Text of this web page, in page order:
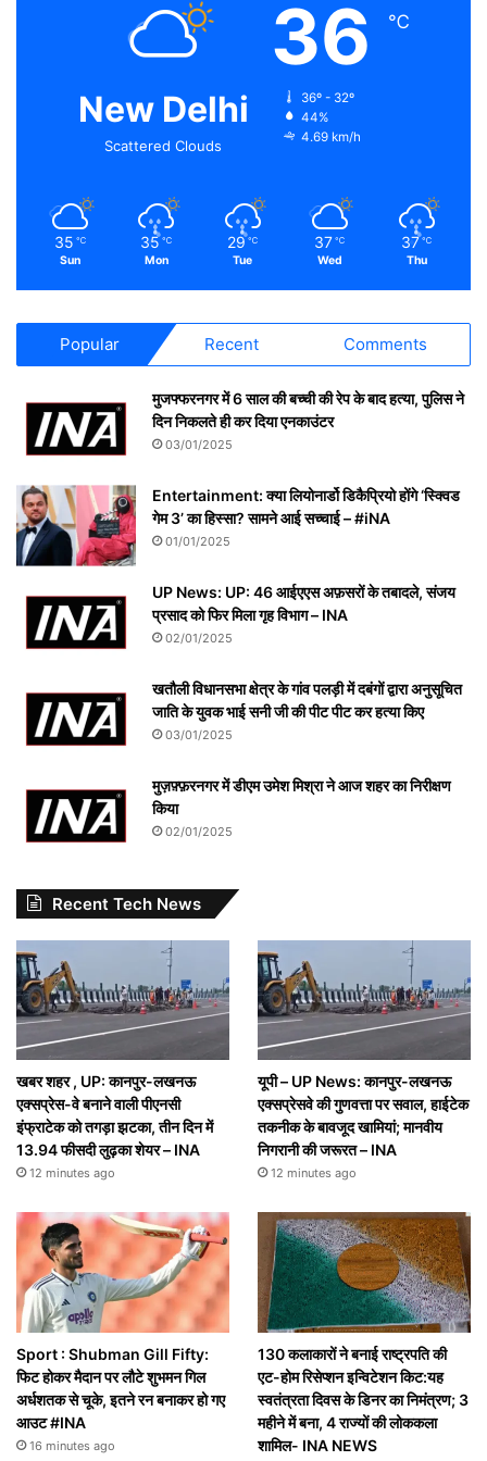
New Delhi
Scattered Clouds
36 ℃
36º - 32º
44%
4.69 km/h
35 ℃
Sun
35 ℃
Mon
29 ℃
Tue
37 ℃
Wed
37 ℃
Thu
Popular Recent Comments
मुजफ्फरनगर में 6 साल की बच्ची की रेप के बाद हत्या, पुलिस ने
दिन निकलते ही कर दिया एनकाउंटर
03/01/2025
Entertainment: क्या लियोनार्डो डिकैप्रियो होंगे ‘स्क्विड
गेम 3’ का हिस्सा? सामने आई सच्चाई – #iNA
01/01/2025
UP News: UP: 46 आईएएस अफ़सरों के तबादले, संजय
प्रसाद को फिर मिला गृह विभाग – INA
02/01/2025
खतौली विधानसभा क्षेत्र के गांव पलड़ी में दबंगों द्वारा अनुसूचित
जाति के युवक भाई सनी जी की पीट पीट कर हत्या किए
03/01/2025
मुज़फ़्फ़रनगर में डीएम उमेश मिश्रा ने आज शहर का निरीक्षण
किया
02/01/2025
Recent Tech News
खबर शहर , UP: कानपुर-लखनऊ
एक्सप्रेस-वे बनाने वाली पीएनसी
इंफ्राटेक को तगड़ा झटका, तीन दिन में
13.94 फीसदी लुढ़का शेयर – INA
12 minutes ago
यूपी – UP News: कानपुर-लखनऊ
एक्सप्रेसवे की गुणवत्ता पर सवाल, हाईटेक
तकनीक के बावजूद खामियां; मानवीय
निगरानी की जरूरत – INA
12 minutes ago
Sport : Shubman Gill Fifty:
फिट होकर मैदान पर लौटे शुभमन गिल
अर्धशतक से चूके, इतने रन बनाकर हो गए
आउट #INA
16 minutes ago
130 कलाकारों ने बनाई राष्ट्रपति की
एट-होम रिसेप्शन इन्विटेशन किट:यह
स्वतंत्रता दिवस के डिनर का निमंत्रण; 3
महीने में बना, 4 राज्यों की लोककला
शामिल- INA NEWS